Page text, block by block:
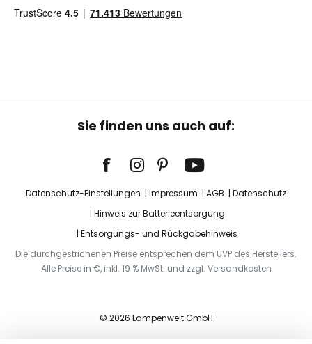
Sie finden uns auch auf:
Datenschutz-Einstellungen Impressum AGB
Datenschutz
Hinweis zur Batterieentsorgung
Entsorgungs- und Rückgabehinweis
Die durchgestrichenen Preise entsprechen dem UVP des Herstellers.
Alle Preise in €, inkl. 19 % MwSt. und zzgl. Versandkosten
© 2026 Lampenwelt GmbH